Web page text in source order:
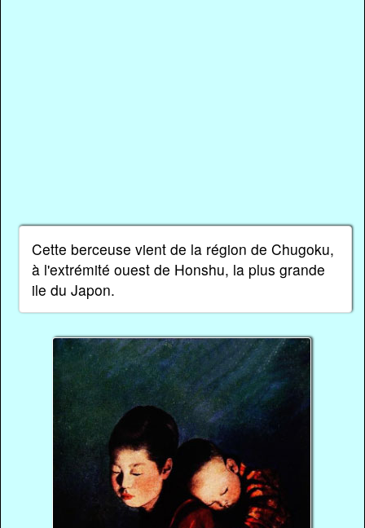
Cette berceuse vient de la région de Chugoku,
à l'extrémité ouest de Honshu, la plus grande
ile du Japon.